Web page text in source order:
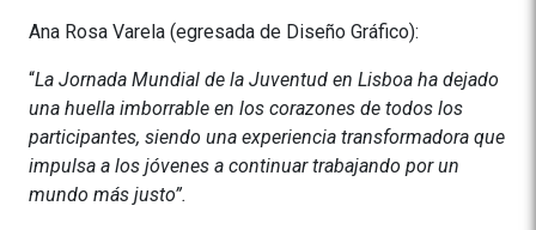
Ana Rosa Varela (egresada de Diseño Gráfico):
“La Jornada Mundial de la Juventud en Lisboa ha dejado
una huella imborrable en los corazones de todos los
participantes, siendo una experiencia transformadora que
impulsa a los jóvenes a continuar trabajando por un
mundo más justo”.